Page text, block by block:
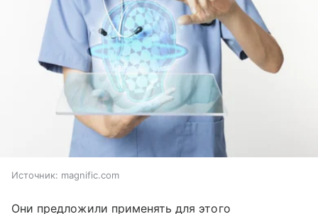
Источник: magnific.com
Они предложили применять для этого